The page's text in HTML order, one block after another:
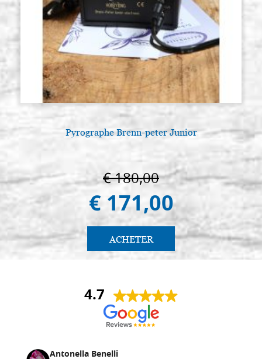
Pyrographe Brenn-peter Junior
€ 180,00
€ 171,00
ACHETER
4.7
Antonella Benelli